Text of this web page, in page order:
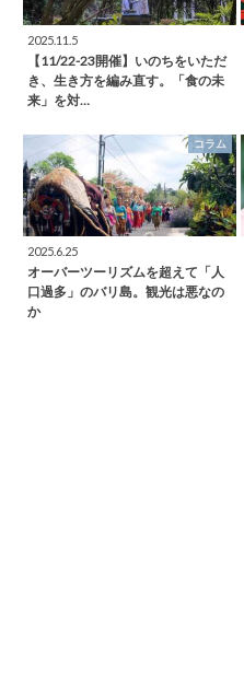
2025.11.5
【11/22-23開催】いのちをいただ
き、生き方を編み直す。「食の未
来」を対…
コラム
2025.6.25
オーバーツーリズムを超えて「人
口過多」のバリ島。観光は悪なの
か